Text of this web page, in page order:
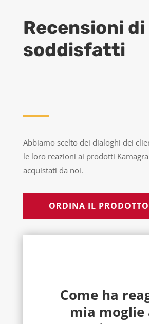
Recensioni
soddisfatti
Abbiamo scelto dei dialoghi dei
le loro reazioni ai prodotti Kamagra
acquistati da noi.
ORDINA IL PRODOTTO
Come ha
mia moglie